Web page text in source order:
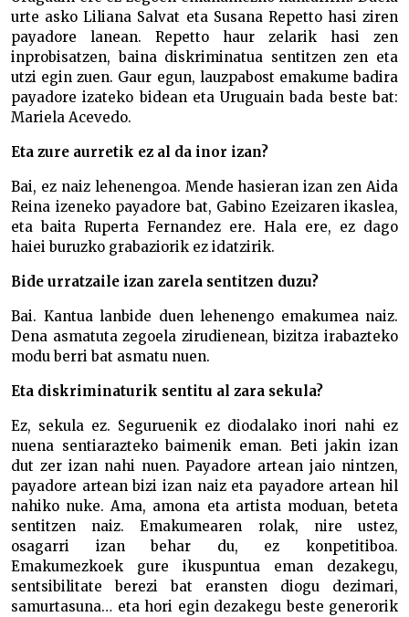
urte asko Liliana Salvat eta Susana Repetto hasi ziren
payadore lanean. Repetto haur zelarik hasi zen
inprobisatzen, baina diskriminatua sentitzen zen eta
utzi egin zuen. Gaur egun, lauzpabost emakume badira
payadore izateko bidean eta Uruguain bada beste bat:
Mariela Acevedo.
Eta zure aurretik ez al da inor izan?
Bai, ez naiz lehenengoa. Mende hasieran izan zen Aida
Reina izeneko payadore bat, Gabino Ezeizaren ikaslea,
eta baita Ruperta Fernandez ere. Hala ere, ez dago
haiei buruzko grabaziorik ez idatzirik.
Bide urratzaile izan zarela sentitzen duzu?
Bai. Kantua lanbide duen lehenengo emakumea naiz.
Dena asmatuta zegoela zirudienean, bizitza irabazteko
modu berri bat asmatu nuen.
Eta diskriminaturik sentitu al zara sekula?
Ez, sekula ez. Seguruenik ez diodalako inori nahi ez
nuena sentiarazteko baimenik eman. Beti jakin izan
dut zer izan nahi nuen. Payadore artean jaio nintzen,
payadore artean bizi izan naiz eta payadore artean hil
nahiko nuke. Ama, amona eta artista moduan, beteta
sentitzen naiz. Emakumearen rolak, nire ustez,
osagarri izan behar du, ez konpetitiboa.
Emakumezkoek gure ikuspuntua eman dezakegu,
sentsibilitate berezi bat eransten diogu dezimari,
samurtasuna… eta hori egin dezakegu beste generorik